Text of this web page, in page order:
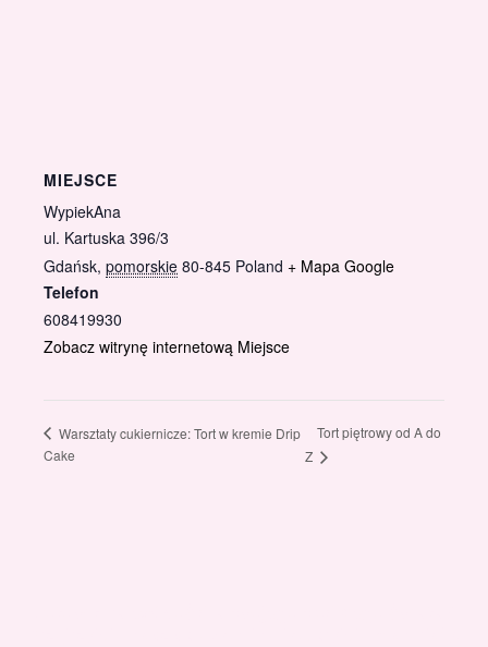
MIEJSCE
WypiekAna
ul. Kartuska 396/3
Gdańsk, pomorskie 80-845 Poland + Mapa Google
Telefon
608419930
Zobacz witrynę internetową Miejsce
Warsztaty cukiernicze: Tort w kremie Drip
Cake
Tort piętrowy od A do
Z